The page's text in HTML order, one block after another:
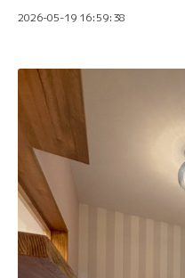
2026-05-19 16:59:38